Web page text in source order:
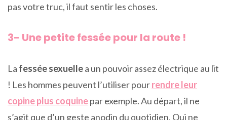
pas votre truc, il faut sentir les choses.
3- Une petite fessée pour la route !
La fessée sexuellea un pouvoir assez électrique au lit
! Les hommes peuvent l’utiliser pourrendre leur
copine plus coquinepar exemple. Au départ, il ne
s’agit que d’un geste anodin du quotidien. Qui ne